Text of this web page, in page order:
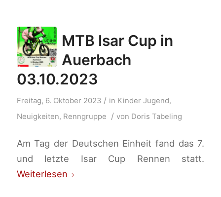
MTB Isar Cup in
Auerbach
03.10.2023
Freitag, 6. Oktober 2023 / in Kinder Jugend,
Neuigkeiten, Renngruppe / von Doris Tabeling
Am Tag der Deutschen Einheit fand das 7.
und letzte Isar Cup Rennen statt.
Weiterlesen